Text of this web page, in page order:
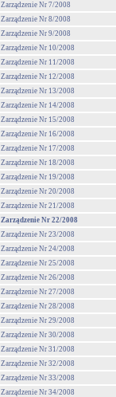
Zarządzenie Nr 7/2008
Zarządzenie Nr 8/2008
Zarządzenie Nr 9/2008
Zarządzenie Nr 10/2008
Zarządzenie Nr 11/2008
Zarządzenie Nr 12/2008
Zarządzenie Nr 13/2008
Zarządzenie Nr 14/2008
Zarządzenie Nr 15/2008
Zarządzenie Nr 16/2008
Zarządzenie Nr 17/2008
Zarządzenie Nr 18/2008
Zarządzenie Nr 19/2008
Zarządzenie Nr 20/2008
Zarządzenie Nr 21/2008
Zarządzenie Nr 22/2008
Zarządzenie Nr 23/2008
Zarządzenie Nr 24/2008
Zarządzenie Nr 25/2008
Zarządzenie Nr 26/2008
Zarządzenie Nr 27/2008
Zarządzenie Nr 28/2008
Zarządzenie Nr 29/2008
Zarządzenie Nr 30/2008
Zarządzenie Nr 31/2008
Zarządzenie Nr 32/2008
Zarządzenie Nr 33/2008
Zarządzenie Nr 34/2008